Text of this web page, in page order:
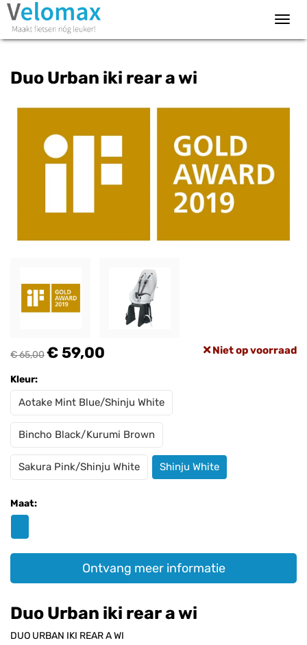
Duo Urban iki rear a wi
€ 65,00€ 59,00 Niet op voorraad
Kleur:
Aotake Mint Blue/Shinju White
Bincho Black/Kurumi Brown
Sakura Pink/Shinju White Shinju White
Maat:
Ontvang meer informatie
Duo Urban iki rear a wi
DUO URBAN IKI REAR A WI